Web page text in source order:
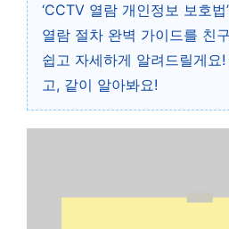
‘CCTV 열람 개인정보 보호
열람 절차 완벽 가이드를 친
쉽고 자세하게 알려드릴게요
고, 같이 알아봐요!